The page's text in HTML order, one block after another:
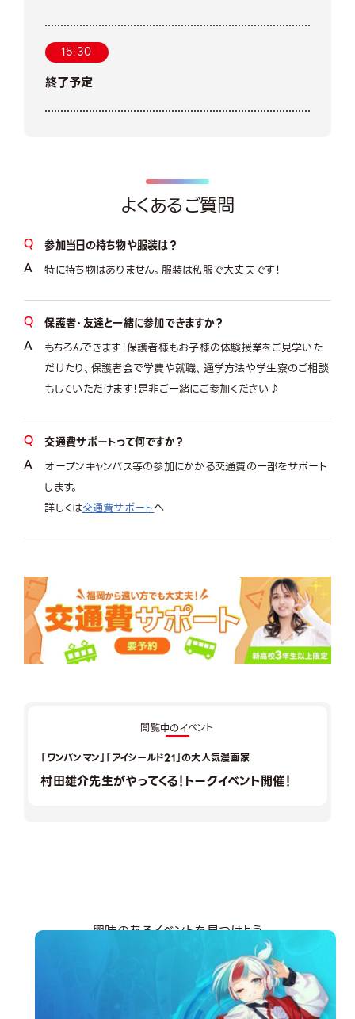
閲覧中のイベント
「ワンパンマン」「アイシールド21」の大人気漫画家
村田雄介先生がやってくる！トークイベント開催！
15:30
終了予定
よくあるご質問
参加当日の持ち物や服装は？
特に持ち物はありません。服装は私服で大丈夫です！
保護者・友達と一緒に参加できますか？
もちろんできます！保護者様もお子様の体験授業をご見学いた
だけたり、保護者会で学費や就職、通学方法や学生寮のご相談
もしていただけます！是非ご一緒にご参加ください♪
交通費サポートって何ですか？
オープンキャンパス等の参加にかかる交通費の一部をサポート
します。
詳しくは交通費サポートへ
興味のあるイベントを見つけよう
分野から探す